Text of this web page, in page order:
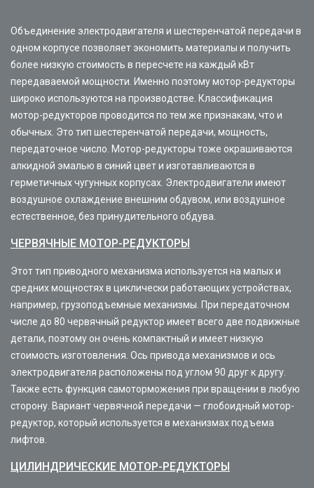
Объединение электродвигателя и шестеренчатой передачи в
одном корпусе позволяет экономить материалы и получить
более низкую стоимость в пересчете на каждый кВт
передаваемой мощности. Именно поэтому мотор-редукторы
широко используются на производстве. Классификация
мотор-редукторов проводится по тем же признакам, что и
обычных. Это тип шестеренчатой передачи, мощность,
передаточное число. Мотор-редукторы тоже окрашиваются
алкидной эмалью в синий цвет и изготавливаются в
герметичных чугунных корпусах. Электродвигатели имеют
воздушное охлаждение внешним обдувом, или воздушное
естественное, без принудительного обдува.
ЧЕРВЯЧНЫЕ МОТОР-РЕДУКТОРЫ
Этот тип приводного механизма используется на малых и
средних мощностях в циклически работающих устройствах,
например, грузоподъемные механизмы. При передаточном
числе до 80 червячный редуктор имеет всего две подвижные
детали, поэтому он очень компактный и имеет низкую
стоимость изготовления. Ось привода механизмов и ось
электродвигателя расположены под углом 90 друг к другу.
Также есть функция самоторможения при вращении в любую
сторону. Вариант червячной передачи — глобоидный мотор-
редуктор, который используется в механизмах подъема
лифтов.
ЦИЛИНДРИЧЕСКИЕ МОТОР-РЕДУКТОРЫ